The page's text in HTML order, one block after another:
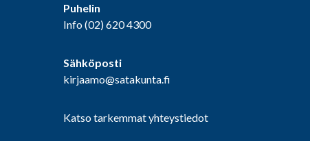
Puhelin
Info(02) 620 4300
Sähköposti
kirjaamo@satakunta.fi
Katso tarkemmat yhteystiedot